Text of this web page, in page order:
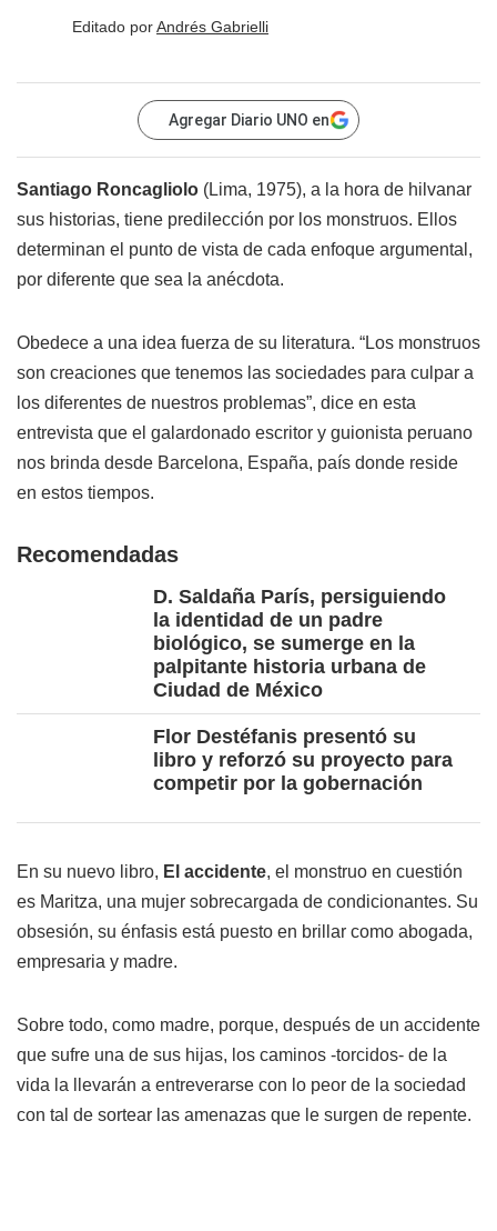
Editado porAndrés Gabrielli
Agregar Diario UNO en
Santiago Roncagliolo (Lima, 1975), a la hora de hilvanar
sus historias, tiene predilección por los monstruos. Ellos
determinan el punto de vista de cada enfoque argumental,
por diferente que sea la anécdota.
Obedece a una idea fuerza de su literatura. “Los monstruos
son creaciones que tenemos las sociedades para culpar a
los diferentes de nuestros problemas”, dice en esta
entrevista que el galardonado escritor y guionista peruano
nos brinda desde Barcelona, España, país donde reside
en estos tiempos.
Recomendadas
D. Saldaña París, persiguiendo
la identidad de un padre
biológico, se sumerge en la
palpitante historia urbana de
Ciudad de México
Flor Destéfanis presentó su
libro y reforzó su proyecto para
competir por la gobernación
En su nuevo libro, El accidente, el monstruo en cuestión
es Maritza, una mujer sobrecargada de condicionantes. Su
obsesión, su énfasis está puesto en brillar como abogada,
empresaria y madre.
Sobre todo, como madre, porque, después de un accidente
que sufre una de sus hijas, los caminos -torcidos- de la
vida la llevarán a entreverarse con lo peor de la sociedad
con tal de sortear las amenazas que le surgen de repente.